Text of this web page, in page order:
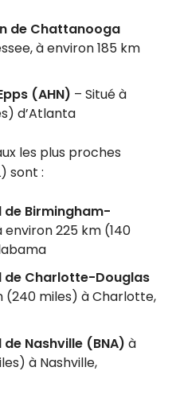
de Chattanooga
à environ 185 km
(AHN) – Situé à
d’Atlanta
les plus proches
sont :
Birmingham-
environ 225 km (140
Charlotte-Douglas
(240 miles) à Charlotte,
Nashville (BNA) à
à Nashville,